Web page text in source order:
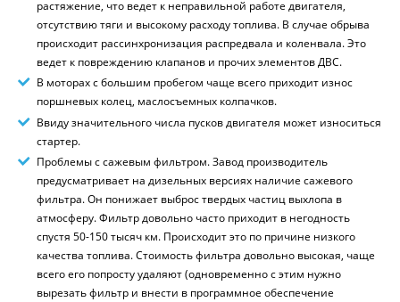
растяжение, что ведет к неправильной работе двигателя,
отсутствию тяги и высокому расходу топлива. В случае обрыва
происходит рассинхронизация распредвала и коленвала. Это
ведет к повреждению клапанов и прочих элементов ДВС.
В моторах с большим пробегом чаще всего приходит износ
поршневых колец, маслосъемных колпачков.
Ввиду значительного числа пусков двигателя может износиться
стартер.
Проблемы с сажевым фильтром. Завод производитель
предусматривает на дизельных версиях наличие сажевого
фильтра. Он понижает выброс твердых частиц выхлопа в
атмосферу. Фильтр довольно часто приходит в негодность
спустя 50-150 тысяч км. Происходит это по причине низкого
качества топлива. Стоимость фильтра довольно высокая, чаще
всего его попросту удаляют (одновременно с этим нужно
вырезать фильтр и внести в программное обеспечение